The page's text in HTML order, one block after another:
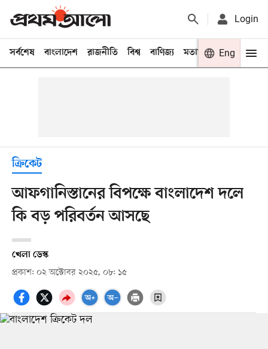
Login
সর্বশেষ বাংলাদেশ রাজনীতি বিশ্ব বাণিজ্য মতামত খেলা
Eng
ক্রিকেট
আফগানিস্তানের বিপক্ষে বাংলাদেশ দলে
কি বড় পরিবর্তন আসছে
খেলা ডেস্ক
প্রকাশ: ০২ অক্টোবর ২০২৫, ০৮: ১৫